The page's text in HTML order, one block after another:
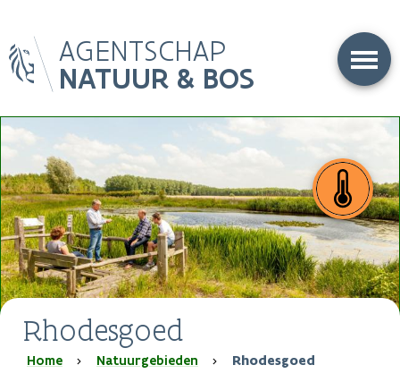
en
naar
gaan
AGENTSCHAP
NATUUR & BOS
Rhodesgoed
Kruimelpad
Home Natuurgebieden Rhodesgoed